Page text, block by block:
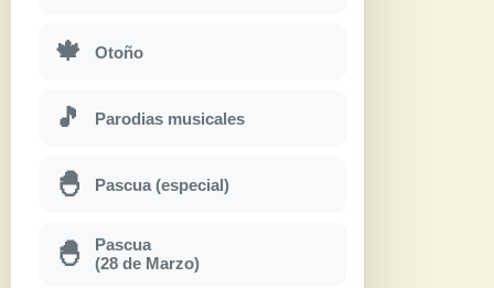
🍁 Otoño
🎵 Parodias musicales
🐣 Pascua (especial)
🐣
Pascua
(28 de Marzo)